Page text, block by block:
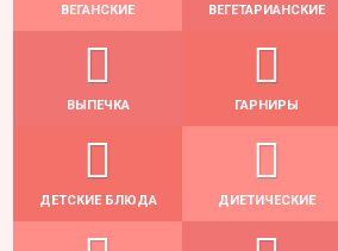
ВЕГАНСКИЕ ВЕГЕТАРИАНСКИЕ
ВЫПЕЧКА ГАРНИРЫ
ДЕТСКИЕ БЛЮДА ДИЕТИЧЕСКИЕ